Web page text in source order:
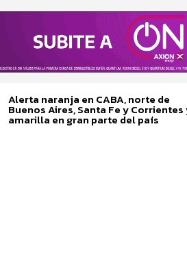
Alerta naranja en CABA, norte de
Buenos Aires, Santa Fe y Corrientes
amarilla en gran parte del país